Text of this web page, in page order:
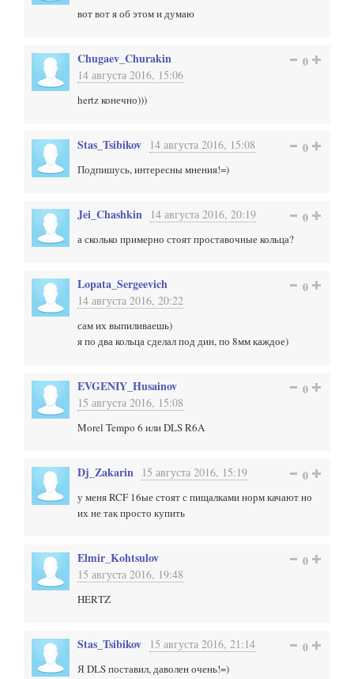
вот вот я об этом и думаю
Chugaev_Churakin
14 августа 2016, 15:06
0
hertz конечно)))
Stas_Tsibikov 14 августа 2016, 15:08 0
Подпишусь, интересны мнения!=)
Jei_Chashkin 14 августа 2016, 20:19 0
а сколько примерно стоят проставочные кольца?
Lopata_Sergeevich
14 августа 2016, 20:22
0
сам их выпиливаешь)
я по два кольца сделал под дин, по 8мм каждое)
EVGENIY_Husainov
15 августа 2016, 15:08
0
Morel Tempo 6 или DLS R6A
Dj_Zakarin 15 августа 2016, 15:19 0
у меня RCF 16ые стоят с пищалками норм качают но
их не так просто купить
Elmir_Kohtsulov
15 августа 2016, 19:48
0
HERTZ
Stas_Tsibikov 15 августа 2016, 21:14 0
Я DLS поставил, даволен очень!=)